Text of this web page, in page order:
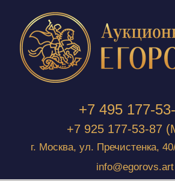
+7 495 177-
+7 925 177-53-87
г. Москва, ул. Пречистенка,
info@egorovs.art